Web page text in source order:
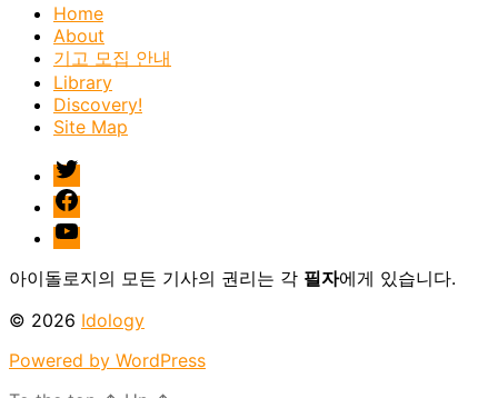
Home
About
기고 모집 안내
Library
Discovery!
Site Map
twitter
facebook
Youtube
아이돌로지의 모든 기사의 권리는 각 필자에게 있습니다.
© 2026 Idology
Powered by WordPress